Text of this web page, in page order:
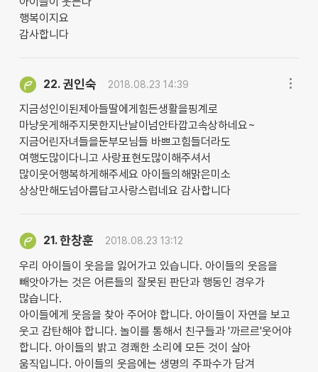
행복이지요
감사합니다
22. 권인숙 2018.08.23 14:39
지금성인이된제아들딸에게힘든생활을핑계로
마냥웃게해주지못한지난날이넘안타깝고속상하네요~
지금어린자녀들을둔부모님들 바쁘고힘들더라도
여행도많이다니고 사랑표현도많이해주셔서
많이웃어행복하게해주세요 아이들의해맑은미소
상상만해도넘아름답고사랑스럽네요 감사합니다
21.한창훈 2018.08.23 13:12
우리 아이들이 웃음을 잃어가고 있습니다. 아이들의 웃음을
빼앗아가는 것은 어른들의 잘못된 판단과 행동인 경우가
많습니다.
아이들에게 웃음을 찾아 주어야 합니다. 아이들이 자연을 보고
웃고 감탄해야 합니다. 놀이를 통해서 친구들과 '까르르'웃어야
합니다. 아이들의 밝고 경쾌한 소리에 모든 것이 살아
움직입니다. 아이들의 웃음에는 생명의 주파수가 담겨